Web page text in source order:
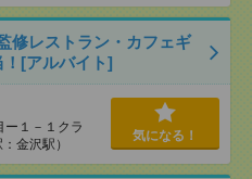
修レストラン・カフェギ
！[アルバイト]
ー１－１クラ
金沢駅）
気になる！